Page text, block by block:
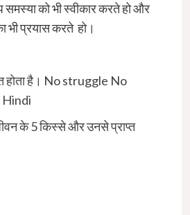
को भी स्वीकार करते हो और
भी प्रयास करते हो।
होता है। No struggle No
के 5 किस्से और उनसे प्राप्त